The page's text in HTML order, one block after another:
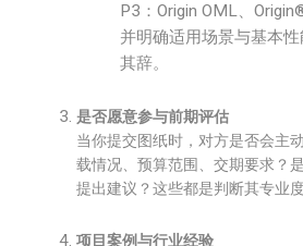
P3：Origin OML、
并明确适用场景与基本
其辞。
是否愿意参与前期评估
当你提交图纸时，对方是否会主
载情况、预算范围、交期要求？
提出建议？这些都是判断其专业
项目案例与行业经验